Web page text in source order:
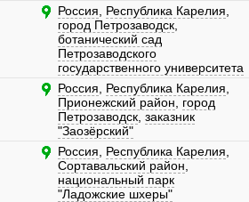
Россия Республика Карелия
город Петрозаводск
ботанический сад
Петрозаводского
государственного университета
Россия Республика Карелия
Прионежский район
город
Петрозаводск заказник
"Заозёрский"
Россия Республика Карелия
Сортавальский район
национальный парк
"Ладожские шхеры"